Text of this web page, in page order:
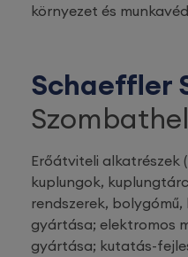
környezet és
Schaeffler
Erőátviteli alkatrészek
kuplungok,
rendszerek,
gyártása; elektromos
gyártása; kutatás-